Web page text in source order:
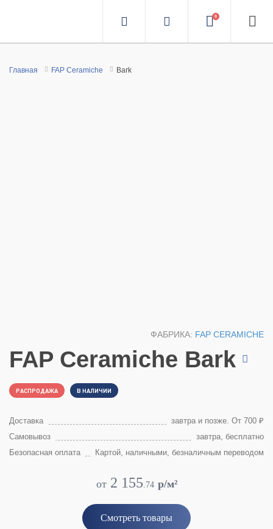
0
Главная FAP Ceramiche Bark
ФАБРИКА: FAP CERAMICHE
FAP Ceramiche Bark
РАСПРОДАЖА В НАЛИЧИИ
Доставка
завтра и позже. От 700 ₽
Самовывоз
завтра, бесплатно
Безопасная оплата
Картой, наличными, безналичным переводом
от 2 155.74 p/м²
Смотреть товары